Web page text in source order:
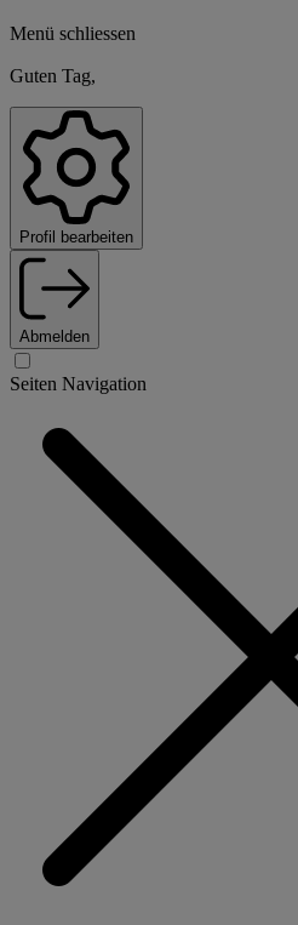
Menü schliessen
Guten Tag,
Profil bearbeiten
Abmelden
Seiten Navigation